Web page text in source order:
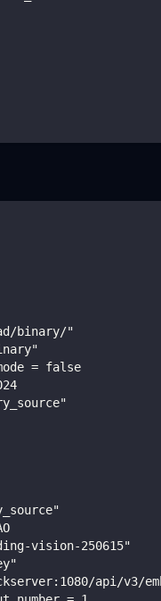
binary/"
= false
vision-250615"
api/v3/